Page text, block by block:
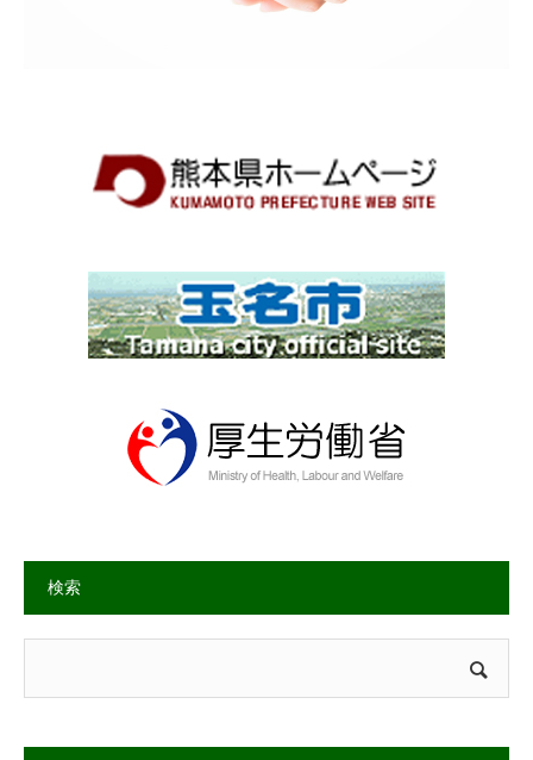
検索